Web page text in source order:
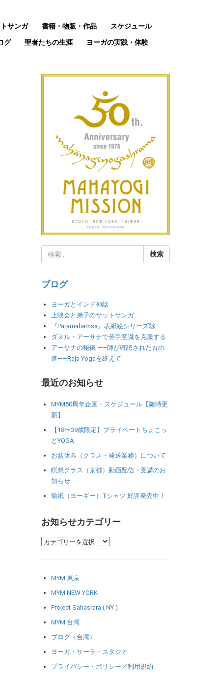
サンガ 書籍・物販・作品 スケジュール
グ 聖者たちの生涯 ヨーガの実践・体験
ブログ
ヨーガとインド神話
上映会と弟子のサットサンガ
『Paramahamsa』表紙絵シリーズ⑮
ダヌル・アーサナで苦手意識を克服する
アーサナの秘儀 ――師が確認された古の
道――Raja Yogaを終えて
最近のお知らせ
MYM50周年企画・スケジュール【随時更
新】
【18〜39歳限定】プライベートちょこっ
とYOGA
お盆休み（クラス・発送業務）について
瞑想クラス（京都）動画配信・受講のお
知らせ
瑜祇（ヨーギー）Tシャツ 好評発売中！
お知らせカテゴリー
MYM 東京
MYM NEW YORK
Project Sahasrara ( NY )
MYM 台湾
ブログ（台湾）
ヨーガ・サーラ・スタジオ
プライバシー・ポリシー／利用規約